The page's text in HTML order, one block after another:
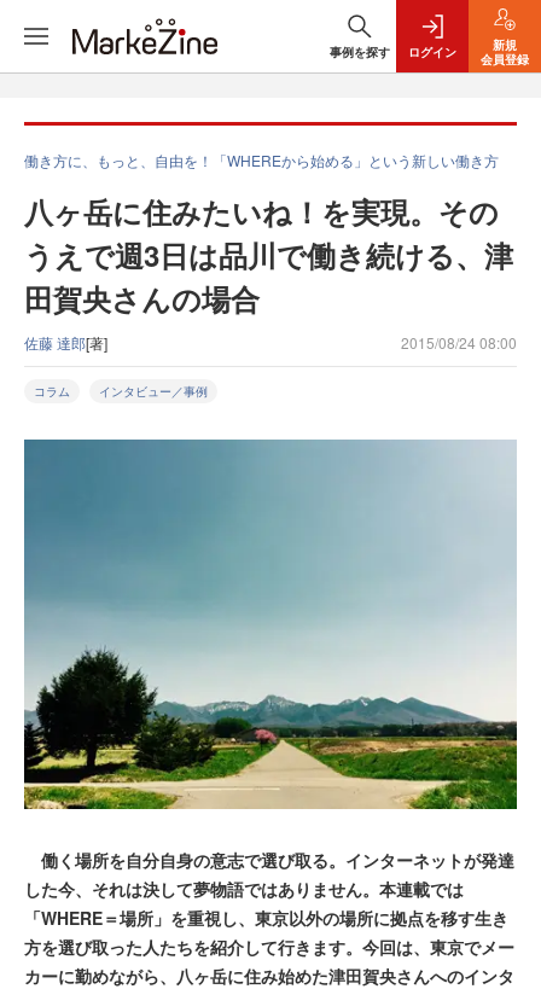
事例を探す ログイン
新規
会員登録
働き方に、もっと、自由を！「WHEREから始める」という新しい働き方
八ヶ岳に住みたいね！を実現。その
うえで週3日は品川で働き続ける、津
田賀央さんの場合
佐藤 達郎[著] 2015/08/24 08:00
コラム インタビュー／事例
働く場所を自分自身の意志で選び取る。インターネットが発達
した今、それは決して夢物語ではありません。本連載では
「WHERE＝場所」を重視し、東京以外の場所に拠点を移す生き
方を選び取った人たちを紹介して行きます。今回は、東京でメー
カーに勤めながら、八ヶ岳に住み始めた津田賀央さんへのインタ